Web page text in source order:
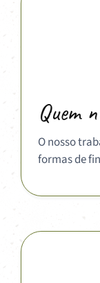
Quem
O nosso
formas de